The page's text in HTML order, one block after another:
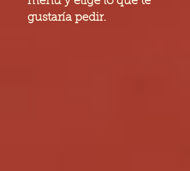
gustaría pedir.